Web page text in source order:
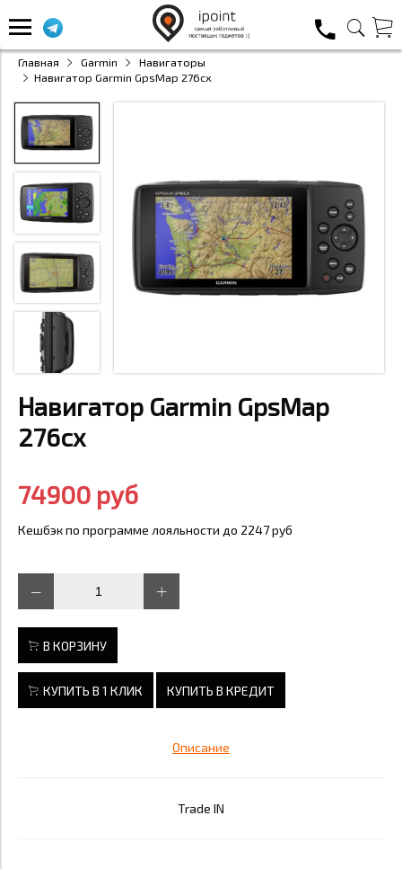
Главная Garmin
Навигаторы
Навигатор Garmin GpsMap 276cx
Навигатор Garmin GpsMap
276cx
74900 руб
Кешбэк по программе лояльности до 2247 руб
В КОРЗИНУ
КУПИТЬ В 1 КЛИК КУПИТЬ В КРЕДИТ
Описание
Trade IN